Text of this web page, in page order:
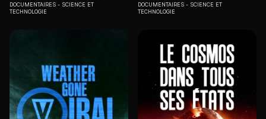
DOCUMENTAIRES
SCIENCE ET
TECHNOLOGIE
DOCUMENTAIRES
SCIENCE ET
TECHNOLOGIE